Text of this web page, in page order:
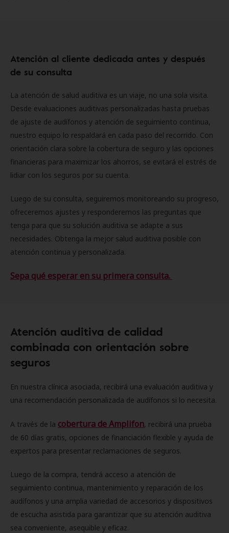
Atención al cliente dedicada antes y después
de su consulta
La atención de salud auditiva es un viaje, no una sola visita.
Desde evaluaciones auditivas personalizadas hasta pruebas
de ajuste de audífonos y atención de seguimiento continua,
nuestro equipo lo respaldará en cada paso del recorrido. Con
orientación clara sobre la cobertura de seguro y las opciones
financieras para maximizar los ahorros, se evitará el estrés de
lidiar con los seguros por su cuenta.
Luego de su consulta, seguiremos monitoreando su progreso,
ofreceremos ajustes y responderemos las preguntas que
tenga para que su solución auditiva se adapte a sus
necesidades. Obtenga la mejor salud auditiva posible con
atención continua y personalizada.
Sepa qué esperar en su primera consulta.
Atención auditiva de calidad
combinada con orientación sobre
seguros
En nuestra clínica asociada, recibirá una evaluación auditiva y
una recomendación personalizada de audífonos si lo necesita.
A través de la cobertura de Amplifon, recibirá una prueba
de 60 días gratis, opciones de financiación flexible y ayuda de
expertos para presentar reclamaciones de seguros.
Luego de la compra, tendrá acceso a atención de
seguimiento continua, mantenimiento y reparación de los
audífonos y una amplia variedad de accesorios y dispositivos
de escucha asistida para garantizar que su atención auditiva
sea conveniente, asequible y eficaz.